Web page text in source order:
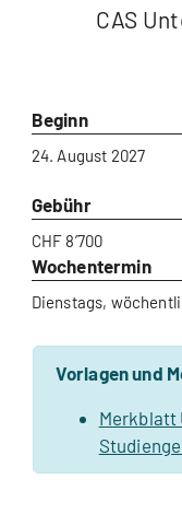
CAS
Beginn
24. August 2027
Gebühr
CHF 8’700
Wochentermin
Dienstags,
Vorlagen und
Merkblatt